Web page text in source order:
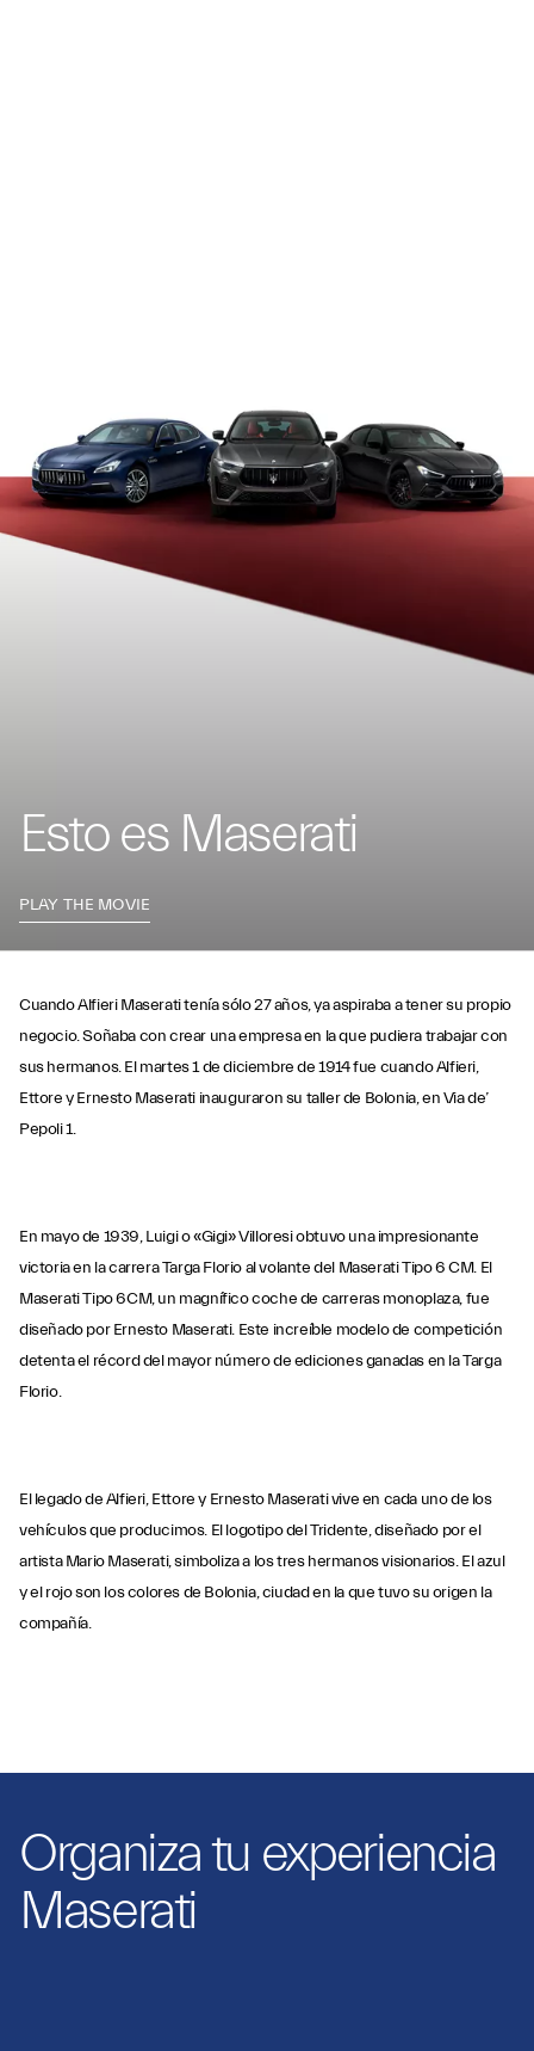
Esto es Maserati
PLAY THE MOVIE
Cuando Alfieri Maserati tenía sólo 27 años, ya aspiraba a tener su propio
negocio. Soñaba con crear una empresa en la que pudiera trabajar con
sus hermanos. El martes 1 de diciembre de 1914 fue cuando Alfieri,
Ettore y Ernesto Maserati inauguraron su taller de Bolonia, en Via de’
Pepoli 1.
En mayo de 1939, Luigi o «Gigi» Villoresi obtuvo una impresionante
victoria en la carrera Targa Florio al volante del Maserati Tipo 6 CM. El
Maserati Tipo 6CM, un magnífico coche de carreras monoplaza, fue
diseñado por Ernesto Maserati. Este increíble modelo de competición
detenta el récord del mayor número de ediciones ganadas en la Targa
Florio.
El legado de Alfieri, Ettore y Ernesto Maserati vive en cada uno de los
vehículos que producimos. El logotipo del Tridente, diseñado por el
artista Mario Maserati, simboliza a los tres hermanos visionarios. El azul
y el rojo son los colores de Bolonia, ciudad en la que tuvo su origen la
compañía.
Organiza tu experiencia
Maserati